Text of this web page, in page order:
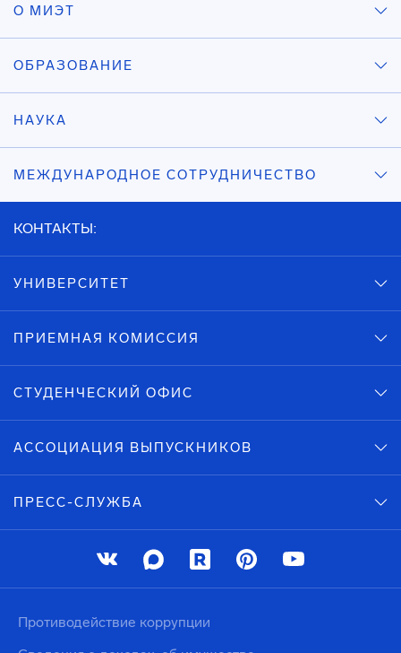
О МИЭТ
ОБРАЗОВАНИЕ
НАУКА
МЕЖДУНАРОДНОЕ СОТРУДНИЧЕСТВО
КОНТАКТЫ:
УНИВЕРСИТЕТ
ПРИЕМНАЯ КОМИССИЯ
СТУДЕНЧЕСКИЙ ОФИС
АССОЦИАЦИЯ ВЫПУСКНИКОВ
ПРЕСС-СЛУЖБА
Противодействие коррупции